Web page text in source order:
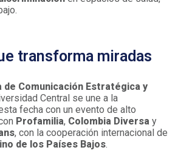
transforma miradas
de Comunicación Estratégica y
Central se une a la
fecha con un evento de alto
Profamilia, Colombia Diversa y
, con la cooperación internacional de
de los Países Bajos.